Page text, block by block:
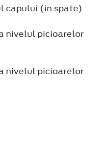
capului (in spate)
nivelul picioarelor
nivelul picioarelor